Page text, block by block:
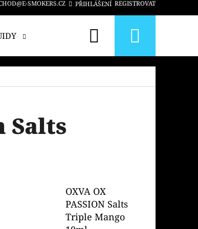
SMOKERS.CZ PŘIHLÁŠENÍ REGISTROVAT
Hledat
Salts
OXVA OX
PASSION Salts
Triple Mango